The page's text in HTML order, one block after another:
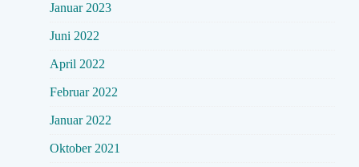
Januar 2023
Juni 2022
April 2022
Februar 2022
Januar 2022
Oktober 2021